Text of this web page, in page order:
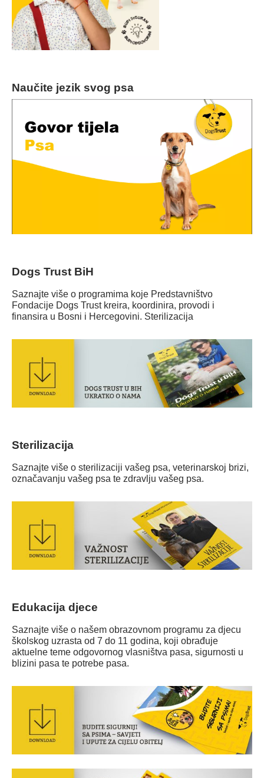
Naučite jezik svog psa
Dogs Trust BiH
Saznajte više o programima koje Predstavništvo
Fondacije Dogs Trust kreira, koordinira, provodi i
finansira u Bosni i Hercegovini. Sterilizacija
Sterilizacija
Saznajte više o sterilizaciji vašeg psa, veterinarskoj brizi,
označavanju vašeg psa te zdravlju vašeg psa.
Edukacija djece
Saznajte više o našem obrazovnom programu za djecu
školskog uzrasta od 7 do 11 godina, koji obrađuje
aktuelne teme odgovornog vlasništva pasa, sigurnosti u
blizini pasa te potrebe pasa.